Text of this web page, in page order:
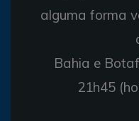
alguma forma
Bahia e
21h45